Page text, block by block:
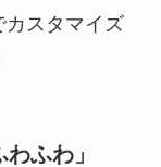
カスタマイズ
ふわ」